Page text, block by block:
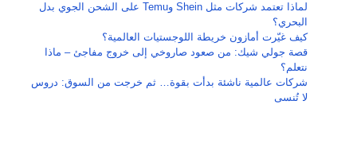
لماذا تعتمد شركات مثل Shein وTemu على الشحن الجوي بدل
البحري؟
كيف غيّرت أمازون خريطة اللوجستيات العالمية؟
قصة جولي شيك: من صعود صاروخي إلى خروج مفاجئ – ماذا
نتعلم؟
شركات عالمية ناشئة بدأت بقوة… ثم خرجت من السوق: دروس
لا تُنسى